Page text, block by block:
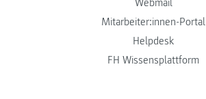
Mitarbeiter:innen-Portal
Helpdesk
FH Wissensplattform